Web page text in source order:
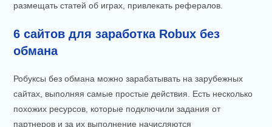
размещать статей об играх, привлекать рефералов.
6 сайтов для заработка Robux без
обмана
Робуксы без обмана можно зарабатывать на зарубежных
сайтах, выполняя самые простые действия. Есть несколько
похожих ресурсов, которые подключили задания от
партнеров и за их выполнение начисляются